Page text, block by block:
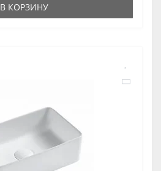
В КОРЗИНУ